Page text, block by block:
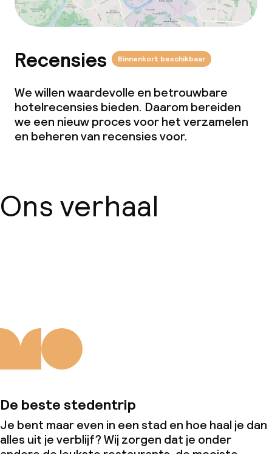
Recensies Binnenkort beschikbaar
We willen waardevolle en betrouwbare
hotelrecensies bieden. Daarom bereiden
we een nieuw proces voor het verzamelen
en beheren van recensies voor.
Ons verhaal
De beste stedentrip
Je bent maar even in een stad en hoe haal je dan
alles uit je verblijf? Wij zorgen dat je onder